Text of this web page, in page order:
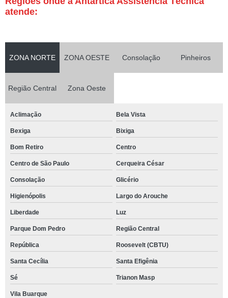
atende:
ZONA NORTE ZONA OESTE Consolação Pinheiros
Região Central Zona Oeste
Aclimação Bela Vista
Bexiga Bixiga
Bom Retiro Centro
Centro de São Paulo Cerqueira César
Consolação Glicério
Higienópolis Largo do Arouche
Liberdade Luz
Parque Dom Pedro Região Central
República Roosevelt (CBTU)
Santa Cecília Santa Efigênia
Sé Trianon Masp
Vila Buarque